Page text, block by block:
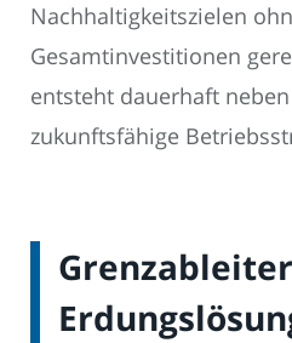
Nachhaltigkeitszielen
Gesamtinvestitionen
entsteht dauerhaft
zukunftsfähige